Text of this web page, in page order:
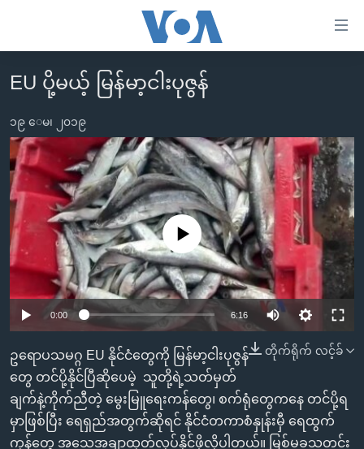
လွယ်ကူ
သည့်
Link
များ
ပင်မ
အကြောင်းအရာ
ကြည့်
အ
စာမျက်နှာ
သို့
မူလစာမျက်နှာ
ကမ္ဘာ့သတင်းများ
နိုင်ငံတကာ
အမေရိကန်
တရုတ်
အစ္စရေး-ပါလက်စတိုင်း
ဗွီဒီယို
သတင်းလွတ်လပ်ခွင့်
ရပ်ဝန်းတခု လမ်းတခု အလွန်
အင်္ဂလိပ်စာလေ့လာမယ်
အမေရိကန်သုံးအီဒီယံ
မကြေးမုံရဲ့ အင်္ဂလိပ်စာ
ရုပ်ရှင်ထဲက အင်္ဂလိပ်စာ
သုတပဒေသာ အင်္ဂလိပ်စာ
အပတ်စဉ်ကဏ္ဍများ
ရေဒီယို
ရေဒီယိုနှင့်ရုပ်သံ အချက်အလက်များ
ရေဒီယို/တီဗွီအစီအစဉ်
Learning English
ဗွီအိုအေ လူမှုကွန်ယက်များ
EU ပို့မယ့် မြန်မာ့ငါးပုဇွန်
၁၉ ေမ၊ ၂၀၁၉
No media source currently available
0:00 6:16
တိုက်ရိုက် လင့်ခ်
ဥရောပသမဂ္ဂ EU နိုင်ငံတွေကို မြန်မာ့ငါးပုဇွန်
တွေ တင်ပို့နိုင်ပြီဆိုပေမဲ့ သူတို့ရဲ့သတ်မှတ်
ချက်နဲ့ကိုက်ညီတဲ့ မွေးမြူရေးကန်တွေ၊ စက်ရုံတွေကနေ တင်ပို့ရ
မှာဖြစ်ပြီး ရေရှည်အတွက်ဆိုရင် နိုင်ငံတကာစံနှုန်းမှီ ရေထွက်
ကုန်တွေ အသေအချာထုတ်လုပ်နိုင်ဖို့လိုပါတယ်။ မြစ်မခသတင်း